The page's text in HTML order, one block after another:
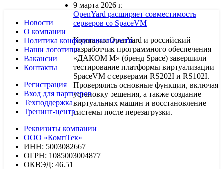
9 марта 2026 г.
OpenYard расширяет совместимость
серверов со SpaceVM
Компания OpenYard и российский
разработчик программного обеспечения
«ДАКОМ М» (бренд Space) завершили
тестирование платформы виртуализации
SpaceVM с серверами RS202I и RS102I.
Проверялись основные функции, включая
установку решения, а также создание
виртуальных машин и восстановление
системы после перезагрузки.
Новости
О компании
Политика конфиденциальности
Наши логотипы
Вакансии
Контакты
Регистрация
Вход для партнеров
Техподдержка
Тренинг-центр
Реквизиты компании
ООО «КомпТек»
ИНН: 5003082667
ОГРН: 1085003004877
ОКВЭД: 46.51